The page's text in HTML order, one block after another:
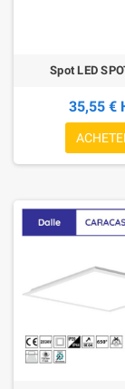
Spot LED
35,55 €